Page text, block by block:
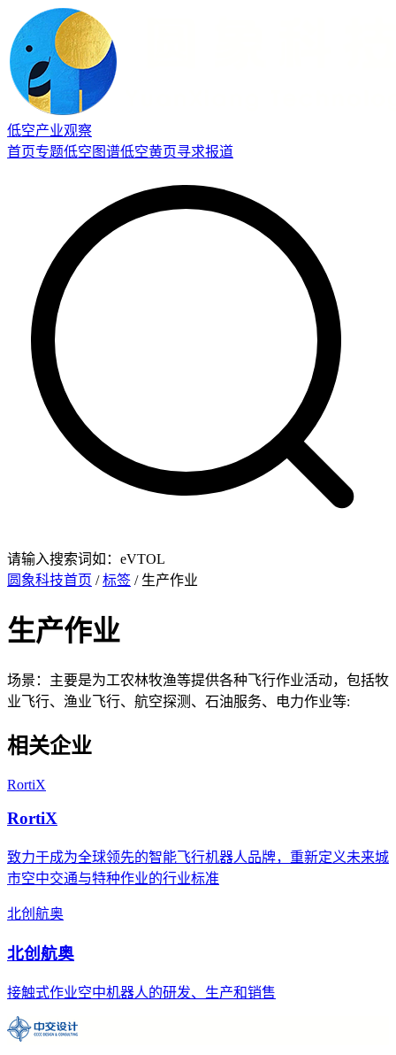
低空产业观察
首页专题低空图谱低空黄页寻求报道
请输入搜索词如：eVTOL
圆象科技首页 /标签 / 生产作业
生产作业
场景：主要是为工农林牧渔等提供各种飞行作业活动，包括牧
业飞行、渔业飞行、航空探测、石油服务、电力作业等:
相关企业
RortiX
RortiX
致力于成为全球领先的智能飞行机器人品牌，重新定义未来城
市空中交通与特种作业的行业标准
北创航奥
北创航奥
接触式作业空中机器人的研发、生产和销售